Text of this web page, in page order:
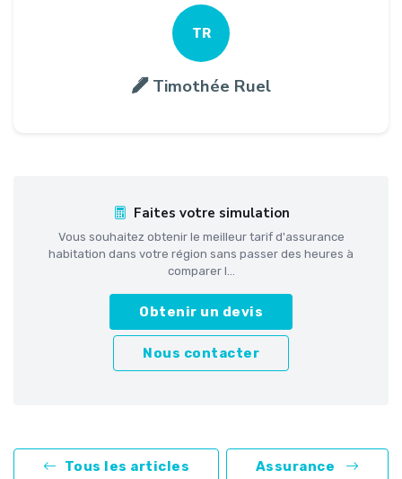
TR
Timothée Ruel
Faites votre simulation
Vous souhaitez obtenir le meilleur tarif d'assurance
habitation dans votre région sans passer des heures à
comparer l...
Obtenir un devis
Nous contacter
Tous les articles Assurance